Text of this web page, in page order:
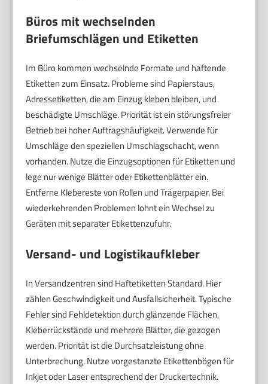
Büros mit wechselnden
Briefumschlägen und Etiketten
Im Büro kommen wechselnde Formate und haftende
Etiketten zum Einsatz. Probleme sind Papierstaus,
Adressetiketten, die am Einzug kleben bleiben, und
beschädigte Umschläge. Priorität ist ein störungsfreier
Betrieb bei hoher Auftragshäufigkeit. Verwende für
Umschläge den speziellen Umschlagschacht, wenn
vorhanden. Nutze die Einzugsoptionen für Etiketten und
lege nur wenige Blätter oder Etikettenblätter ein.
Entferne Klebereste von Rollen und Trägerpapier. Bei
wiederkehrenden Problemen lohnt ein Wechsel zu
Geräten mit separater Etikettenzufuhr.
Versand- und Logistikaufkleber
In Versandzentren sind Haftetiketten Standard. Hier
zählen Geschwindigkeit und Ausfallsicherheit. Typische
Fehler sind Fehldetektion durch glänzende Flächen,
Kleberrückstände und mehrere Blätter, die gezogen
werden. Priorität ist die Durchsatzleistung ohne
Unterbrechung. Nutze vorgestanzte Etikettenbögen für
Inkjet oder Laser entsprechend der Druckertechnik.